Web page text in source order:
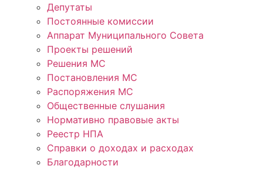
Депутаты
Постоянные комиссии
Аппарат Муниципального Совета
Проекты решений
Решения МС
Постановления МС
Распоряжения МС
Общественные слушания
Нормативно правовые акты
Реестр НПА
Справки о доходах и расходах
Благодарности